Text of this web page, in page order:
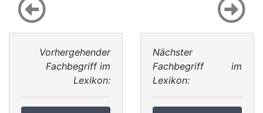
Vorhergehender
Fachbegriff im
Lexikon:
Nächster
Fachbegriff im
Lexikon: